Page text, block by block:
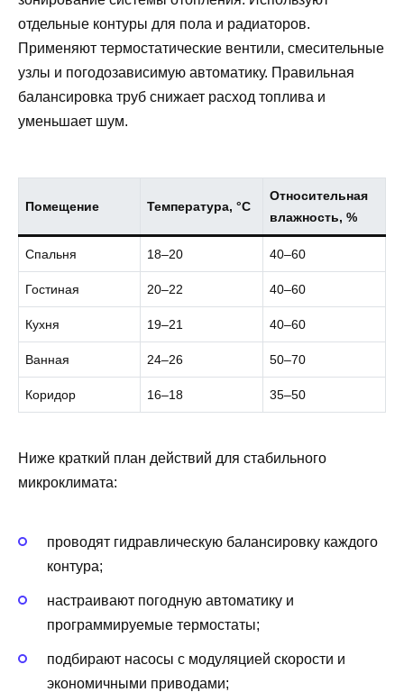
отдельные контуры для пола и радиаторов.
Применяют термостатические вентили, смесительные
узлы и погодозависимую автоматику. Правильная
балансировка труб снижает расход топлива и
уменьшает шум.
Помещение Температура, °C
Относительная
влажность, %
Спальня 18–20 40–60
Гостиная 20–22 40–60
Кухня 19–21 40–60
Ванная 24–26 50–70
Коридор 16–18 35–50
Ниже краткий план действий для стабильного
микроклимата:
проводят гидравлическую балансировку каждого
контура;
настраивают погодную автоматику и
программируемые термостаты;
подбирают насосы с модуляцией скорости и
экономичными приводами;